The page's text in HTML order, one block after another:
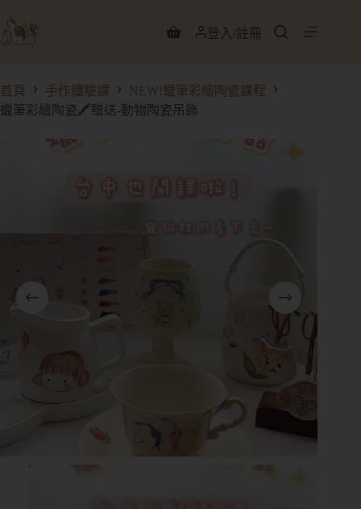
登入/註冊
首頁 手作體驗課
NEW!蠟筆彩繪陶瓷課程
蠟筆彩繪陶瓷🖍️贈送-動物陶瓷吊飾